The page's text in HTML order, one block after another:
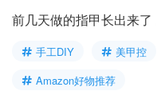
前几天做的指甲长出来了
手工DIY 美甲控
Amazon好物推荐